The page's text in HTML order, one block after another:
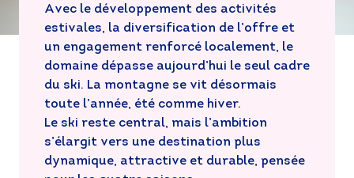
Avec le développement des activités
estivales, la diversification de l’offre et
un engagement renforcé localement, le
domaine dépasse aujourd’hui le seul cadre
du ski. La montagne se vit désormais
toute l’année, été comme hiver.
Le ski reste central, mais l’ambition
s’élargit vers une destination plus
dynamique, attractive et durable, pensée